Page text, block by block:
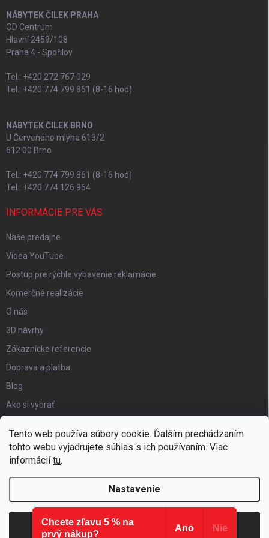
Tento web používa súbory cookie. Ďalším prechádzaním
tohto webu vyjadrujete súhlas s ich používaním. Viac
informáciítu.
Nastavenie
Súhlasím
NÁBYTEK ČILEK PRAHA
OD Centrum
Hlavní 2459/108
Praha 4 - Spořilov
Tel.: +420 272 767 029
Tel.: +420 774 799 861 (8-16 hod)
NÁBYTEK ČILEK BRNO
U Červeného mlýna 613/2
612 00 Brno
Tel.: +420 774 799 861 (8-16 hod)
Tel.: +420 774 126 964
INFORMÁCIE PRE VÁS
Naše predajne
Videa YouTube
Postup pre rýchle vybavenie reklamácie
Komerčné realizácie
O nás
3D návrhy
Zákaznícke referencie
Doprava a platba
Blog
Ako si vybrať
Certifikát kvality
Moja objednávka
Copyright 2026 Hezký detský nábytok . Všetky práva vyhradené.
Chcete zľavu 5 % na
prvý nákup?
Ano Nie